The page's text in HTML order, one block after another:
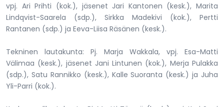
vpj. Ari Prihti (kok.), jäsenet Jari Kantonen (kesk.), Marita
Lindqvist-Saarela (sdp.), Sirkka Madekivi (kok.), Pertti
Rantanen (sdp.) ja Eeva-Liisa Räsänen (kesk.).
Tekninen lautakunta: Pj. Marja Wakkala, vpj. Esa-Matti
Välimaa (kesk.), jäsenet Jani Lintunen (kok.), Merja Pulakka
(sdp.), Satu Rannikko (kesk.), Kalle Suoranta (kesk.) ja Juha
Yli-Parri (kok.).